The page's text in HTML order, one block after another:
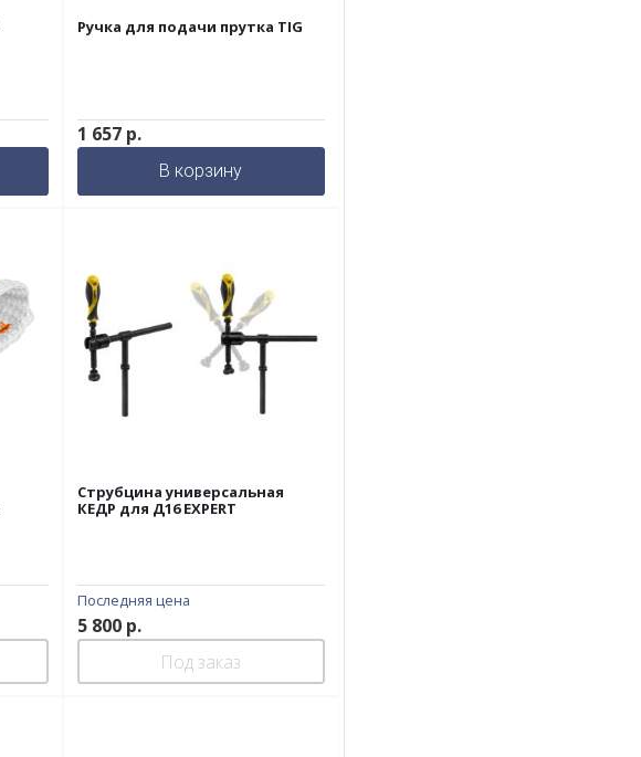
Ручка для подачи прутка TIG
1 657р.
В корзину
Струбцина универсальная
КЕДР для Д16 EXPERT
Последняя цена
5 800р.
Под заказ